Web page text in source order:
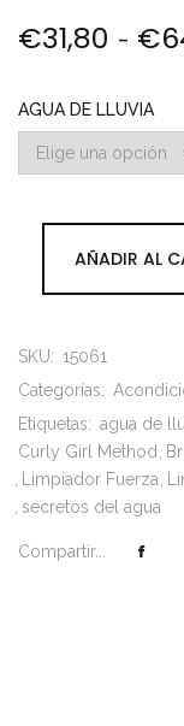
€31,80 - €
AGUA DE LLUVIA
AÑADIR AL
SKU: 15061
Categorías:
Etiquetas: agua de
Curly Girl Method
Limpiador Fuerza
secretos del agua
Compartir...